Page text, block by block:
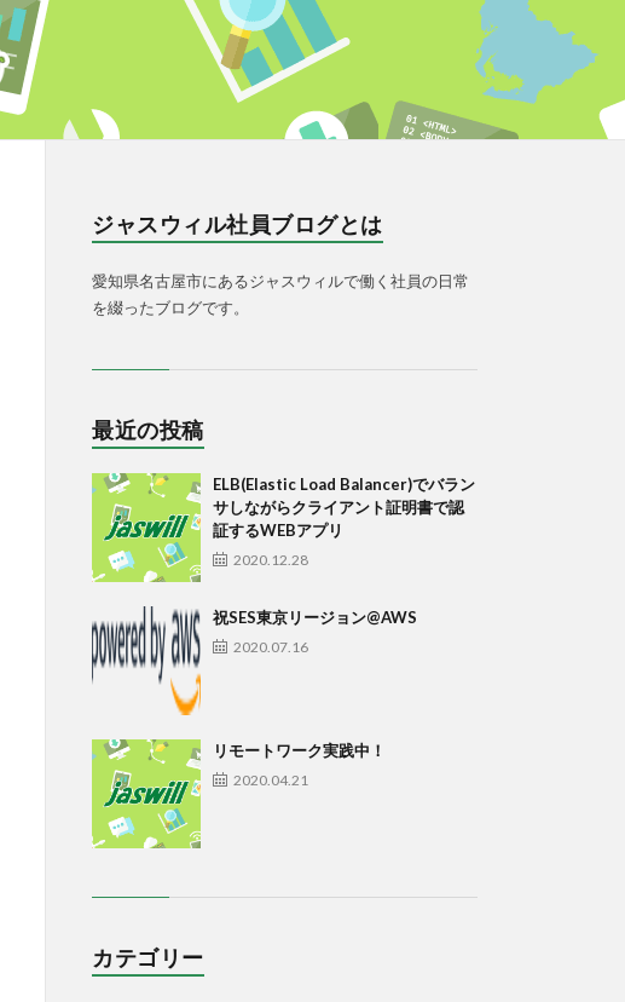
ジャスウィル社員ブログとは
愛知県名古屋市にあるジャスウィルで働く社員の日常
を綴ったブログです。
最近の投稿
ELB(Elastic Load Balancer)でバラン
サしながらクライアント証明書で認
証するWEBアプリ
2020.12.28
祝SES東京リージョン@AWS
2020.07.16
リモートワーク実践中！
2020.04.21
カテゴリー